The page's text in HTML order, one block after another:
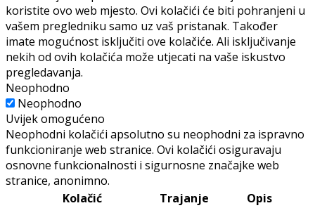
koristite ovo web mjesto. Ovi kolačići će biti pohranjeni u
vašem pregledniku samo uz vaš pristanak. Također
imate mogućnost isključiti ove kolačiće. Ali isključivanje
nekih od ovih kolačića može utjecati na vaše iskustvo
pregledavanja.
Neophodno
Neophodno
Uvijek omogućeno
Neophodni kolačići apsolutno su neophodni za ispravno
funkcioniranje web stranice. Ovi kolačići osiguravaju
osnovne funkcionalnosti i sigurnosne značajke web
stranice, anonimno.
Kolačić
Trajanje Opis